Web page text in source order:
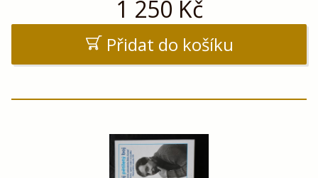
1 250 Kč
Přidat do košíku